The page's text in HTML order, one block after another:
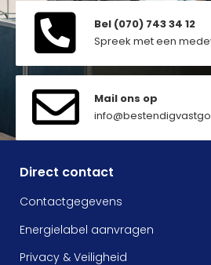
Bel (070) 743 34 12
Spreek met een
Mail ons op
Direct contact
Contactgegevens
Energielabel aanvragen
Privacy & Veiligheid